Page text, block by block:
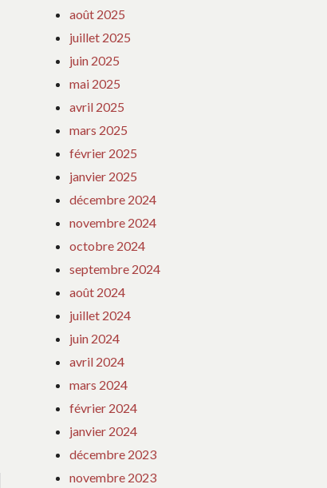
août 2025
juillet 2025
juin 2025
mai 2025
avril 2025
mars 2025
février 2025
janvier 2025
décembre 2024
novembre 2024
octobre 2024
septembre 2024
août 2024
juillet 2024
juin 2024
avril 2024
mars 2024
février 2024
janvier 2024
décembre 2023
novembre 2023